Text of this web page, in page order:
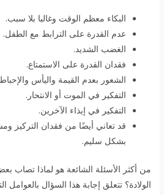
البكاء معظم الوقت وغالبا بلا سبب.
عدم القدرة على الترابط مع الطفل.
الغضب الشديد.
فقدان القدرة على الاستمتاع.
الشعور بعدم القيمة واليأس
التفكير في الموت أو الانتحار.
التفكير في إيذاء الآخرين.
قد تعاني أيضًا من فقدان التركيز
بشكل سليم.
من أكثر الأسئلة الشائعة هو لماذا تصاب
الولادة؟ تتعلق إجابة هذا السؤال